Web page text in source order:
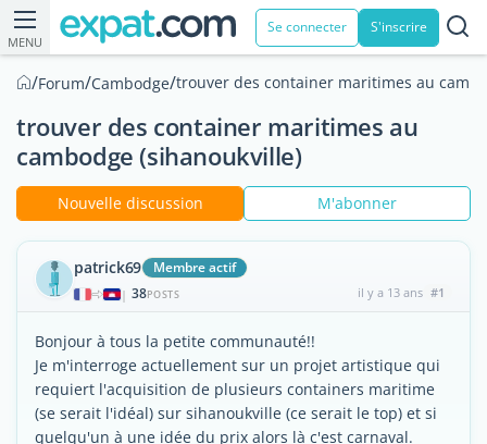
MENU
Se connecter S'inscrire
/Forum/Cambodge/trouver des container maritimes au
trouver des container maritimes au
cambodge (sihanoukville)
Nouvelle discussion M'abonner
patrick69 Membre actif
| 38POSTS il y a 13 ans #1
Bonjour à tous la petite communauté!!
Je m'interroge actuellement sur un projet artistique qui
requiert l'acquisition de plusieurs containers maritime
(se serait l'idéal) sur sihanoukville (ce serait le top) et si
quelqu'un à une idée du prix alors là c'est carnaval.